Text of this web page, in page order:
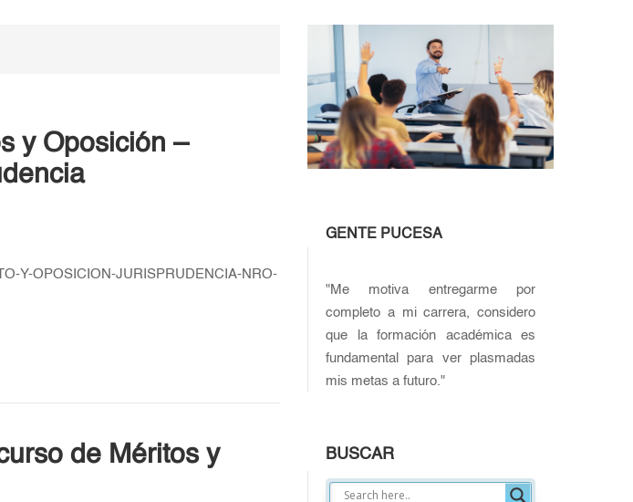
y Oposición –
Y-OPOSICION-JURISPRUDENCIA-NRO-
de Méritos y
GENTE PUCESA
"Me motiva entregarme por
completo a mi carrera, considero
que la formación académica es
fundamental para ver plasmadas
mis metas a futuro."
BUSCAR